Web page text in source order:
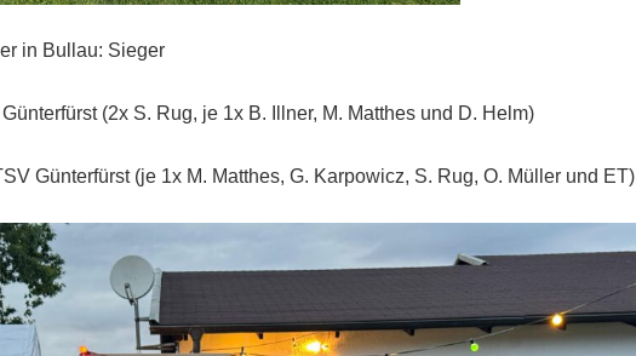
in Bullau: Sieger
(2x S. Rug, je 1x B. Illner, M. Matthes und D. Helm)
Günterfürst (je 1x M. Matthes, G. Karpowicz, S. Rug, O. Müller und ET)